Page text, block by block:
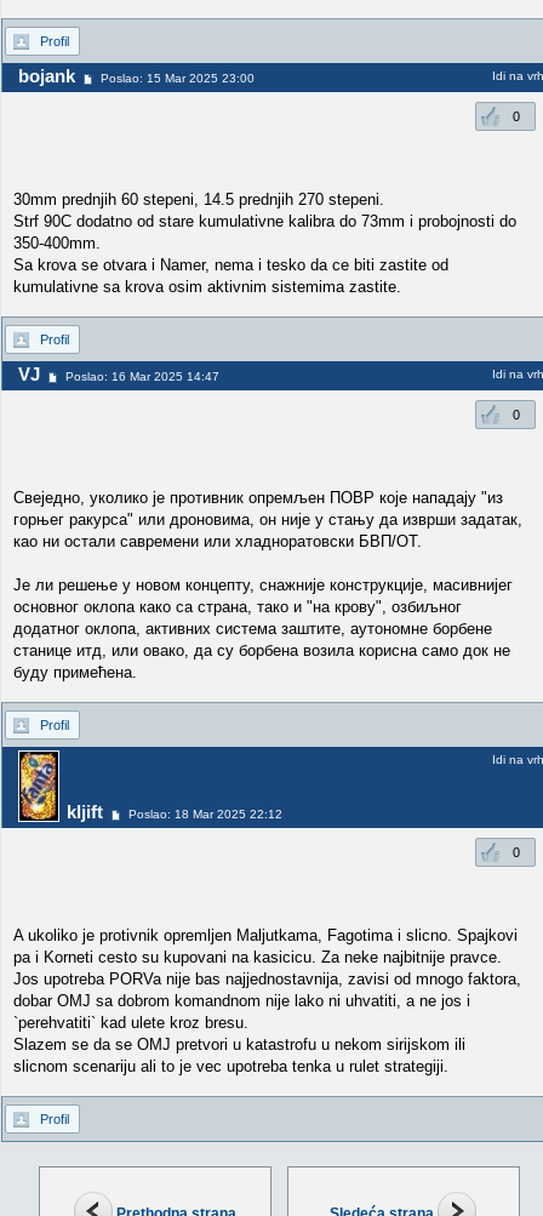
Profil
bojank Poslao: 15 Mar 2025 23:00 Idi na vrh
0
30mm prednjih 60 stepeni, 14.5 prednjih 270 stepeni.
Strf 90C dodatno od stare kumulativne kalibra do 73mm i probojnosti do
350-400mm.
Sa krova se otvara i Namer, nema i tesko da ce biti zastite od
kumulativne sa krova osim aktivnim sistemima zastite.
Profil
VJ Poslao: 16 Mar 2025 14:47 Idi na vrh
0
Свеједно, уколико је противник опремљен ПОВР које нападају "из
горњег ракурса" или дроновима, он није у стању да изврши задатак,
као ни остали савремени или хладноратовски БВП/ОТ.
Је ли решење у новом концепту, снажније конструкције, масивнијег
основног оклопа како са страна, тако и "на крову", озбиљног
додатног оклопа, активних система заштите, аутономне борбене
станице итд, или овако, да су борбена возила корисна само док не
буду примећена.
Profil
kljift Poslao: 18 Mar 2025 22:12
Idi na vrh
0
A ukoliko je protivnik opremljen Maljutkama, Fagotima i slicno. Spajkovi
pa i Korneti cesto su kupovani na kasicicu. Za neke najbitnije pravce.
Jos upotreba PORVa nije bas najjednostavnija, zavisi od mnogo faktora,
dobar OMJ sa dobrom komandnom nije lako ni uhvatiti, a ne jos i
`perehvatiti` kad ulete kroz bresu.
Slazem se da se OMJ pretvori u katastrofu u nekom sirijskom ili
slicnom scenariju ali to je vec upotreba tenka u rulet strategiji.
Profil